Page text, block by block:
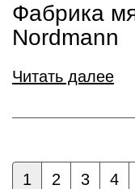
Фабрика
Nordmann
Читать далее
1 2 3 4